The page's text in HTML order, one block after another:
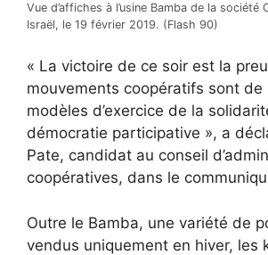
Vue d’affiches à l’usine Bamba de la société
Israël, le 19 février 2019. (Flash 90)
« La victoire de ce soir est la
mouvements coopératifs sont de
modèles d’exercice de la
démocratie participative », a
Pate, candidat au conseil
coopératives, dans le
Outre le Bamba, une variété de
vendus uniquement en hiver, les